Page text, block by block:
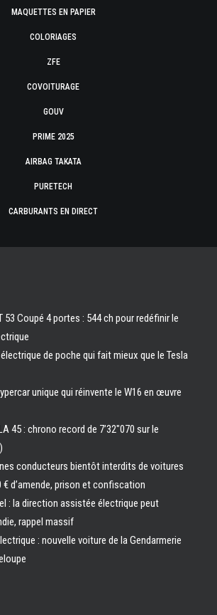
MAQUETTES EN PAPIER
COLORIAGES
ZFE
COVOITURAGE
GOUV
PRIME 2025
AIRBAG TAKATA
PURETECH
CARBURANTS EN DIRECT
53 Coupé 4 portes : 544 ch pour redéfinir le
de poche qui fait mieux que le Tesla
unique qui réinvente le W16 en œuvre
45 : chrono record de 7’32″070 sur le
conducteurs bientôt interdits de voitures
d’amende, prison et confiscation
: la direction assistée électrique peut
rappel massif
: nouvelle voiture de la Gendarmerie